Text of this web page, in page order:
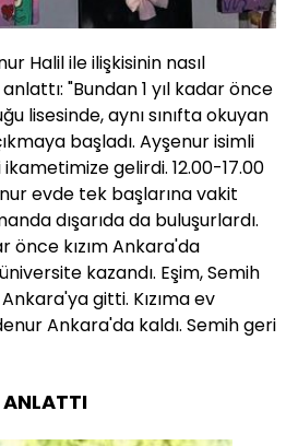
Halil ile ilişkisinin nasıl
anlattı: "Bundan 1 yıl kadar önce
lisesinde, aynı sınıfta okuyan
başladı. Ayşenur isimli
gelirdi. 12.00-17.00
evde tek başlarına vakit
dışarıda da buluşurlardı.
önce kızım Ankara'da
kazandı. Eşim, Semih
gitti. Kızıma ev
Ankara'da kaldı. Semih geri
ANLATTI